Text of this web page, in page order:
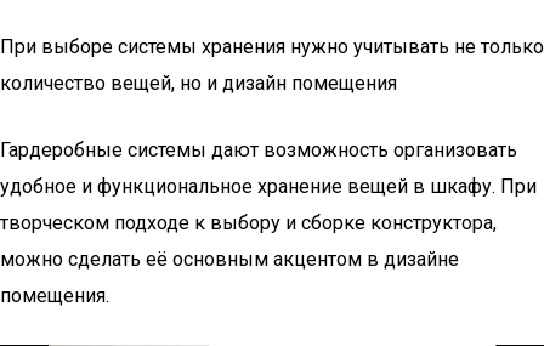
При выборе системы хранения нужно учитывать не только
количество вещей, но и дизайн помещения
Гардеробные системы дают возможность организовать
удобное и функциональное хранение вещей в шкафу. При
творческом подходе к выбору и сборке конструктора,
можно сделать её основным акцентом в дизайне
помещения.